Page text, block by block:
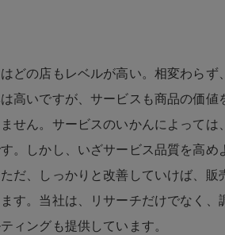
どの店もレベルが高い。相変わら
高いですが、サービスも商品の価
せん。サービスのいかんによって
。しかし、いざサービス品質を高
だ、しっかりと改善していけば、
す。当社は、リサーチだけでなく
ィングも提供しています。